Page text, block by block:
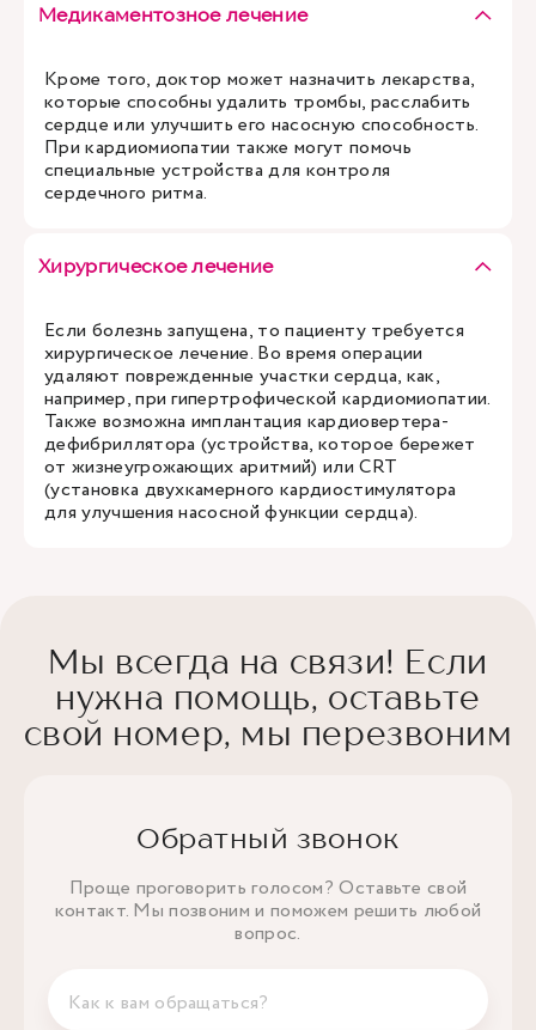
Медикаментозное лечение
Кроме того, доктор может назначить лекарства,
которые способны удалить тромбы, расслабить
сердце или улучшить его насосную способность.
При кардиомиопатии также могут помочь
специальные устройства для контроля
сердечного ритма.
Хирургическое лечение
Если болезнь запущена, то пациенту требуется
хирургическое лечение. Во время операции
удаляют поврежденные участки сердца, как,
например, при гипертрофической кардиомиопатии.
Также возможна имплантация кардиовертера-
дефибриллятора (устройства, которое бережет
от жизнеугрожающих аритмий) или CRT
(установка двухкамерного кардиостимулятора
для улучшения насосной функции сердца).
Мы всегда на связи! Если
нужна помощь, оставьте
свой номер, мы перезвоним
Обратный звонок
Проще проговорить голосом? Оставьте свой
контакт. Мы позвоним и поможем решить любой
вопрос.